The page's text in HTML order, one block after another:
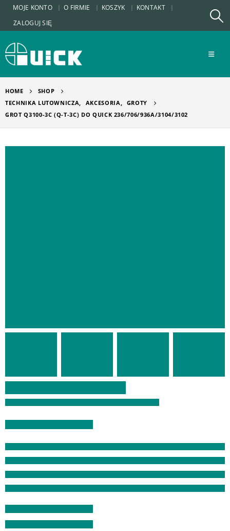
MOJE KONTO O FIRMIE KOSZYK
KONTAKT
ZALOGUJ SIĘ
HOME
SHOP
TECHNIKA LUTOWNICZA, AKCESORIA, GROTY
GROT Q3100-3C (Q-T-3C) DO QUICK 236/706/936A/3104/3102